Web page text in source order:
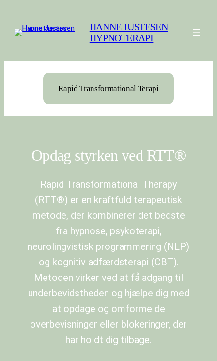
indhold
HANNE JUSTESEN
HYPNOTERAPI
Rapid Transformational Terapi
Opdag styrken ved RTT®
Rapid Transformational Therapy
(RTT®) er en kraftfuld terapeutisk
metode, der kombinerer det bedste
fra hypnose, psykoterapi,
neurolingvistisk programmering (NLP)
og kognitiv adfærdsterapi (CBT).
Metoden virker ved at få adgang til
underbevidstheden og hjælpe dig med
at opdage og omforme de
overbevisninger eller blokeringer, der
har holdt dig tilbage.